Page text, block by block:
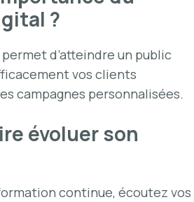
?
d’atteindre un public
vos clients
campagnes personnalisées.
évoluer son
continue, écoutez vos